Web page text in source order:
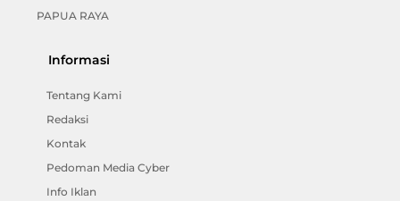
PAPUA RAYA
Informasi
Tentang Kami
Redaksi
Kontak
Pedoman Media Cyber
Info Iklan